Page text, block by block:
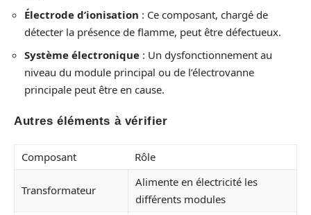
Électrode d’ionisation : Ce composant, chargé de
détecter la présence de flamme, peut être défectueux.
Système électronique : Un dysfonctionnement au
niveau du module principal ou de l’électrovanne
principale peut être en cause.
Autres éléments à vérifier
Composant Rôle
Transformateur
Alimente en électricité les
différents modules